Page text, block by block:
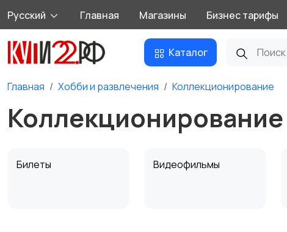
Русский Главная Магазины Бизнес тарифы
Каталог
Главная Хобби и развлечения Коллекционирование
Коллекционирование
Билеты Видеофильмы